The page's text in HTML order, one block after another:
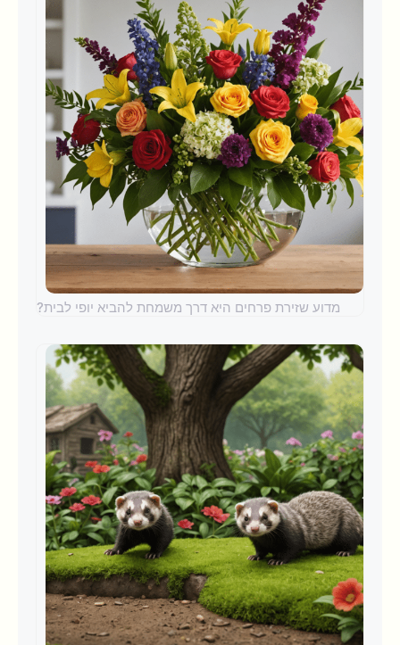
מדוע שזירת פרחים היא דרך משמחת להביא יופי לבית?